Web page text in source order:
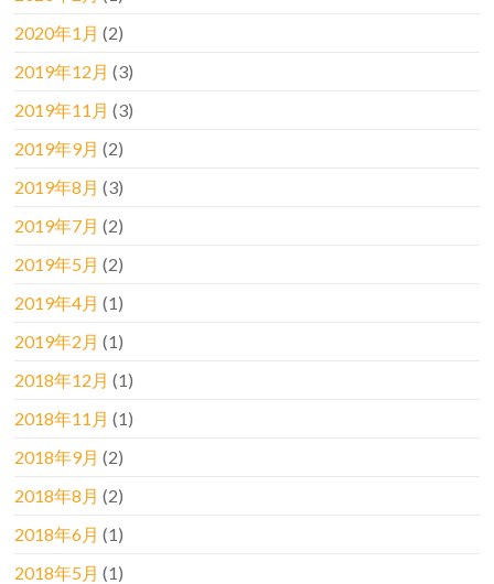
2020年1月 (2)
2019年12月 (3)
2019年11月 (3)
2019年9月 (2)
2019年8月 (3)
2019年7月 (2)
2019年5月 (2)
2019年4月 (1)
2019年2月 (1)
2018年12月 (1)
2018年11月 (1)
2018年9月 (2)
2018年8月 (2)
2018年6月 (1)
2018年5月 (1)